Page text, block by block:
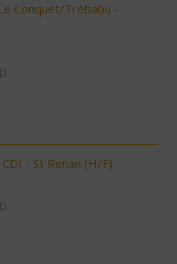
Conquet/Trébabu -
- St Renan (H/F)